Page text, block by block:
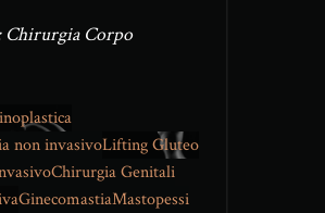
Chirurgia Corpo
non invasivoLifting Gluteo
Chirurgia Genitali
GinecomastiaMastopessi